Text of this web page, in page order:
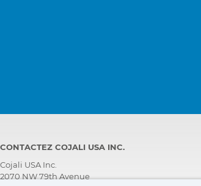
CONTACTEZ COJALI USA INC.
Cojali USA Inc.
2070 NW 79th Avenue